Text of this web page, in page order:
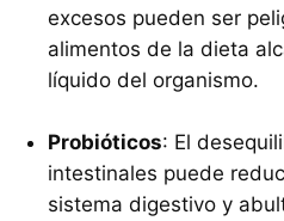
excesos pueden ser
alimentos de la dieta
líquido del organismo.
Probióticos: El
intestinales puede
sistema digestivo y